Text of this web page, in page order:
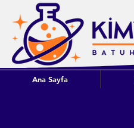
Ana Sayfa